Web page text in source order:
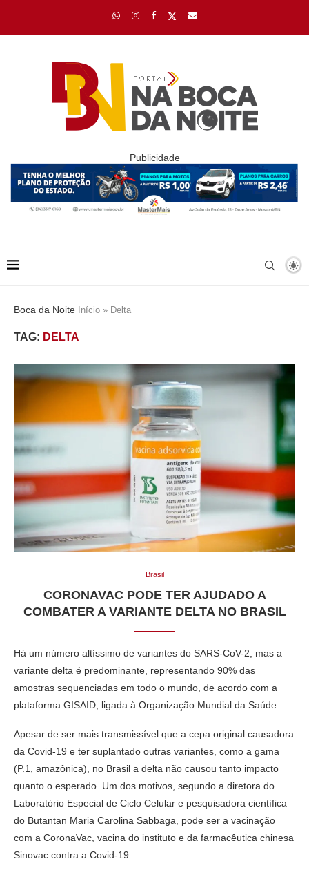
Publicidade
Boca da Noite Início » Delta
TAG: DELTA
Brasil
CORONAVAC PODE TER AJUDADO A
COMBATER A VARIANTE DELTA NO BRASIL
Há um número altíssimo de variantes do SARS-CoV-2, mas a
variante delta é predominante, representando 90% das
amostras sequenciadas em todo o mundo, de acordo com a
plataforma GISAID, ligada à Organização Mundial da Saúde.
Apesar de ser mais transmissível que a cepa original causadora
da Covid-19 e ter suplantado outras variantes, como a gama
(P.1, amazônica), no Brasil a delta não causou tanto impacto
quanto o esperado. Um dos motivos, segundo a diretora do
Laboratório Especial de Ciclo Celular e pesquisadora científica
do Butantan Maria Carolina Sabbaga, pode ser a vacinação
com a CoronaVac, vacina do instituto e da farmacêutica chinesa
Sinovac contra a Covid-19.